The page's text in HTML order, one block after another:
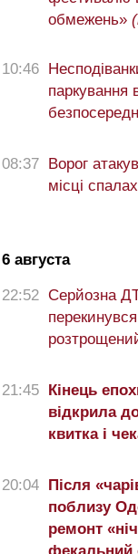
обмежень»
10:46
паркування
08:37 Ворог
місці
6 августа
22:52 Серйозна
21:45 Кінець
відкрила
квитка і
20:04 Після
поблизу
ремонт
фекальний